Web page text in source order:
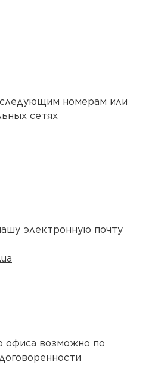
номерам или
сетях
электронную почту
офиса возможно по